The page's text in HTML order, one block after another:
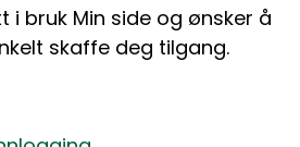
i bruk Min side og ønsker å
skaffe deg tilgang.